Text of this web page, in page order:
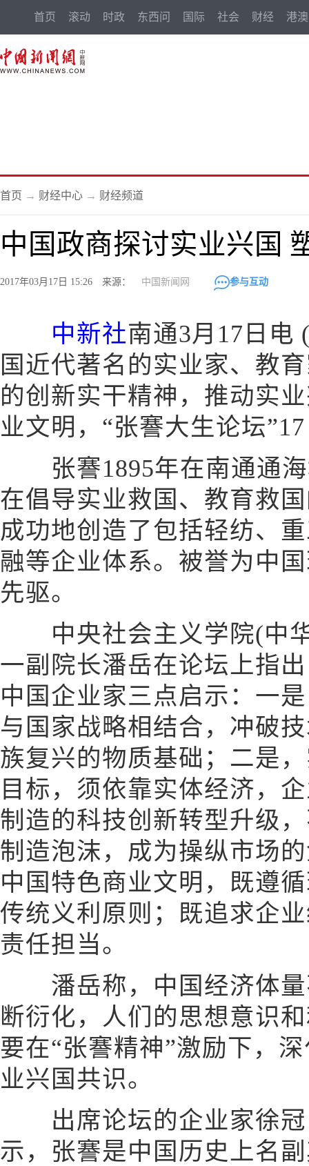
首页 滚动 时政 东西问 国际 社会 财经 港澳
首页 → 财经中心 → 财经频道
中国政商探讨实业兴国
2017年03月17日 15:26 来源： 中国新闻网 参与互动
中新社南通3月17日电
国近代著名的实业家、教
的创新实干精神，推动实
业文明，“张謇大生论坛
张謇1895年在南通通海
在倡导实业救国、教育救
成功地创造了包括轻纺、
融等企业体系。被誉为中
先驱。
中央社会主义学院(中华
一副院长潘岳在论坛上指
中国企业家三点启示：一
与国家战略相结合，冲破
族复兴的物质基础；二是
目标，须依靠实体经济，
制造的科技创新转型升级
制造泡沫，成为操纵市场
中国特色商业文明，既遵
传统义利原则；既追求企
责任担当。
潘岳称，中国经济体量
断衍化，人们的思想意识
要在“张謇精神”激励下，
业兴国共识。
出席论坛的企业家徐冠
示，张謇是中国历史上名